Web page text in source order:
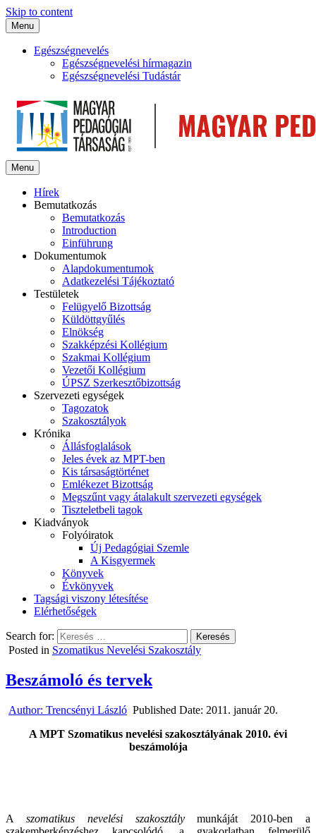
Skip to content
Menu
Egészségnevelés
Egészségnevelési hírmagazin
Egészségnevelési Tudástár
Menu
Hírek
Bemutatkozás
Bemutatkozás
Introduction
Einführung
Dokumentumok
Alapdokumentumok
Adatkezelési Tájékoztató
Testületek
Felügyelő Bizottság
Küldöttgyűlés
Elnökség
Szakképzési Kollégium
Szakmai Kollégium
Vezetői Kollégium
ÚPSZ Szerkesztőbizottság
Szervezeti egységek
Tagozatok
Szakosztályok
Krónika
Állásfoglalások
Jeles évek az MPT-ben
Kis társaságtörténet
Emlékezet Bizottság
Megszűnt vagy átalakult szervezeti egységek
Tiszteletbeli tagok
Kiadványok
Folyóiratok
Új Pedagógiai Szemle
A Kisgyermek
Könyvek
Évkönyvek
Tagsági viszony létesítése
Elérhetőségek
Search for:
Posted in Szomatikus Nevelési Szakosztály
Beszámoló és tervek
Author: Trencsényi László Published Date: 2011. január 20.
A MPT Szomatikus nevelési szakosztályának 2010. évi
beszámolója
A szomatikus nevelési szakosztálymunkáját 2010-ben a